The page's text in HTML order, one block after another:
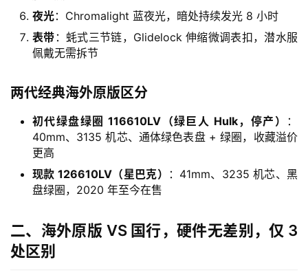
夜光：Chromalight 蓝夜光，暗处持续发光 8 小时
表带 ：蚝式三节链，Glidelock 伸缩微调表扣，潜水服
佩戴无需拆节
两代经典海外原版区分
初代绿盘绿圈 116610LV（绿巨人 Hulk，停产）
：
40mm、3135 机芯、通体绿色表盘 + 绿圈，收藏溢价
更高
现款 126610LV（星巴克）
：41mm、3235 机芯、黑
盘绿圈，2020 年至今在售
二、海外原版 VS 国行，硬件无差别，仅 3
处区别